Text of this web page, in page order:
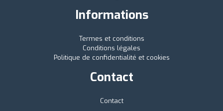
Informations
Termes et conditions
Conditions légales
Politique de confidentialité et cookies
Contact
Contact